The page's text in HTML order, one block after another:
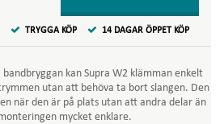
TRYGGA KÖP 14 DAGAR ÖPPET KÖP
kan Supra W2 klämman enkelt
utan att behöva ta bort slangen. Den
när den är på plats utan att andra delar än
mycket enklare.